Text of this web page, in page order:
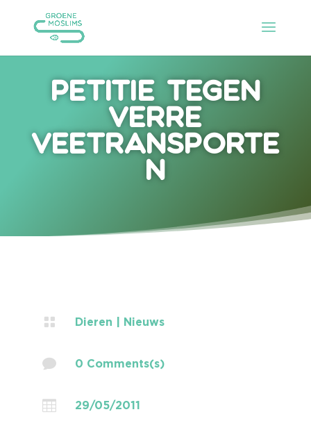
Petitie tegen
verre
veetransporte
n
 Dieren Nieuws
 0 Comments(s)
 29/05/2011